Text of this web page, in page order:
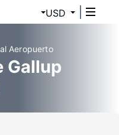
USD
Aeropuerto
Gallup